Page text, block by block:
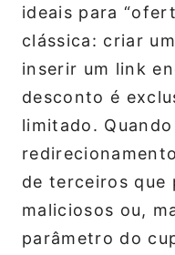
ideais para
clássica: criar
inserir um link
desconto é
limitado.
de terceiros que
maliciosos ou,
parâmetro do